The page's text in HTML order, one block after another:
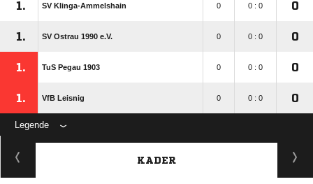
1. SV Klinga-Ammelshain 0 0 : 0 0
1. SV Ostrau 1990 e.V. 0 0 : 0 0
1. TuS Pegau 1903 0 0 : 0 0
1. VfB Leisnig 0 0 : 0 0
Legende
KADER